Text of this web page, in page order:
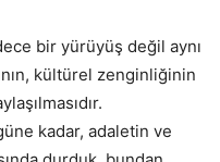
bir yürüyüş değil aynı
kültürel zenginliğinin
kadar, adaletin ve